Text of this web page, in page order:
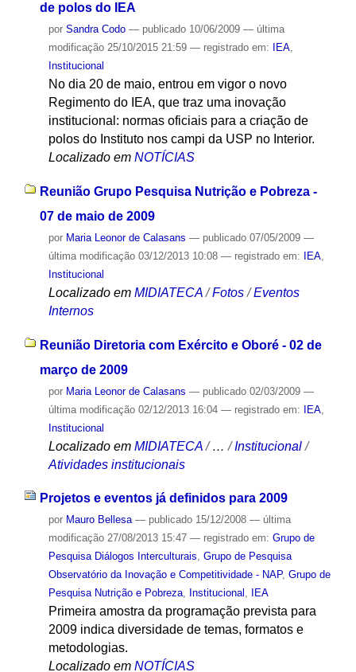
de polos do IEA
por Sandra Codo — publicado10/06/2009 — última
modificação25/10/2015 21:59 — registrado em: IEA,
Institucional
No dia 20 de maio, entrou em vigor o novo
Regimento do IEA, que traz uma inovação
institucional: normas oficiais para a criação de
polos do Instituto nos campi da USP no Interior.
Localizado em NOTÍCIAS
Reunião Grupo Pesquisa Nutrição e Pobreza -
07 de maio de 2009
por Maria Leonor de Calasans — publicado07/05/2009 —
última modificação03/12/2013 10:08 — registrado em: IEA,
Institucional
Localizado em MIDIATECA /Fotos /Eventos
Internos
Reunião Diretoria com Exército e Oboré - 02 de
março de 2009
por Maria Leonor de Calasans — publicado02/03/2009 —
última modificação02/12/2013 16:04 — registrado em: IEA,
Institucional
Localizado em MIDIATECA /…/Institucional /
Atividades institucionais
Projetos e eventos já definidos para 2009
por Mauro Bellesa — publicado15/12/2008 — última
modificação27/08/2013 15:47 — registrado em: Grupo de
Pesquisa Diálogos Interculturais, Grupo de Pesquisa
Observatório da Inovação e Competitividade - NAP, Grupo de
Pesquisa Nutrição e Pobreza, Institucional , IEA
Primeira amostra da programação prevista para
2009 indica diversidade de temas, formatos e
metodologias.
Localizado em NOTÍCIAS